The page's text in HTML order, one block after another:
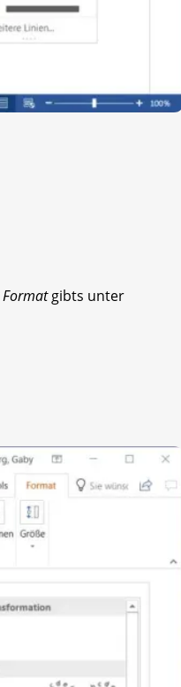
Formatgibts unter